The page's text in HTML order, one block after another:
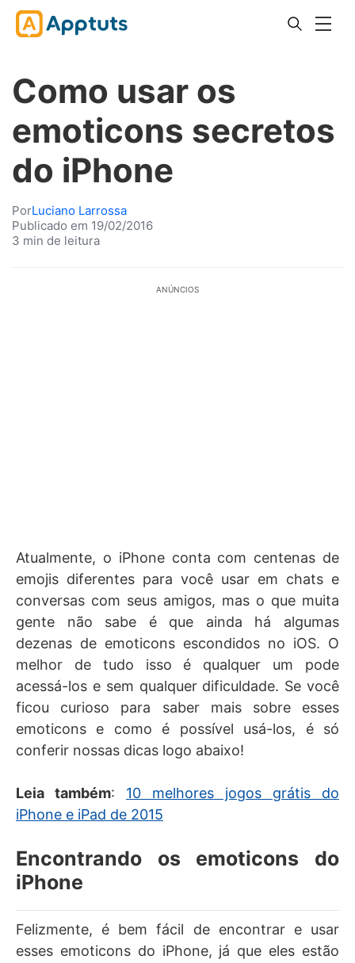
Como usar os
emoticons secretos
do iPhone
PorLuciano Larrossa
Publicado em 19/02/2016
3 min de leitura
ANÚNCIOS
Atualmente, o iPhone conta com centenas de
emojis diferentes para você usar em chats e
conversas com seus amigos, mas o que muita
gente não sabe é que ainda há algumas
dezenas de emoticons escondidos no iOS. O
melhor de tudo isso é qualquer um pode
acessá-los e sem qualquer dificuldade. Se você
ficou curioso para saber mais sobre esses
emoticons e como é possível usá-los, é só
conferir nossas dicas logo abaixo!
Leia também: 10 melhores jogos grátis do
iPhone e iPad de 2015
Encontrando os emoticons do
iPhone
Felizmente, é bem fácil de encontrar e usar
esses emoticons do iPhone, já que eles estão